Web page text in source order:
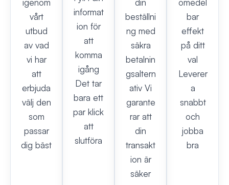
vårt
utbud
av vad
vi har
att
erbjuda
välj den
som
passar
dig bäst
informat
ion för
att
komma
igång
Det tar
bara ett
par klick
att
slutföra
beställni
ng med
säkra
betalnin
gsaltern
ativ Vi
garante
rar att
din
transakt
ion är
säker
bar
effekt
på ditt
val
Leverer
a
snabbt
och
jobba
bra